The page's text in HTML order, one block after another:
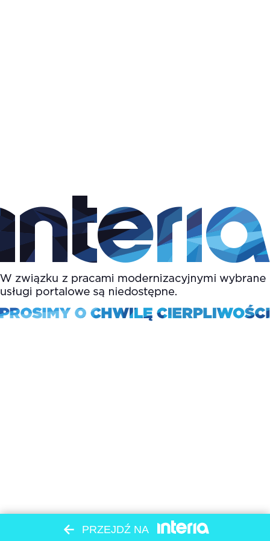
PRZEJDŹ NA